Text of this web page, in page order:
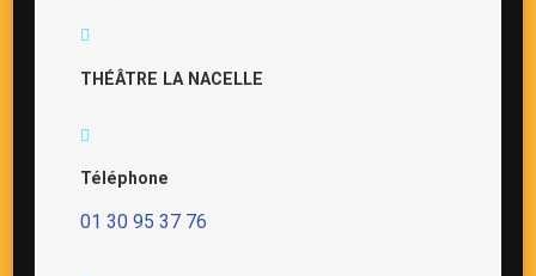
THÉÂTRE LA NACELLE
Téléphone
01 30 95 37 76